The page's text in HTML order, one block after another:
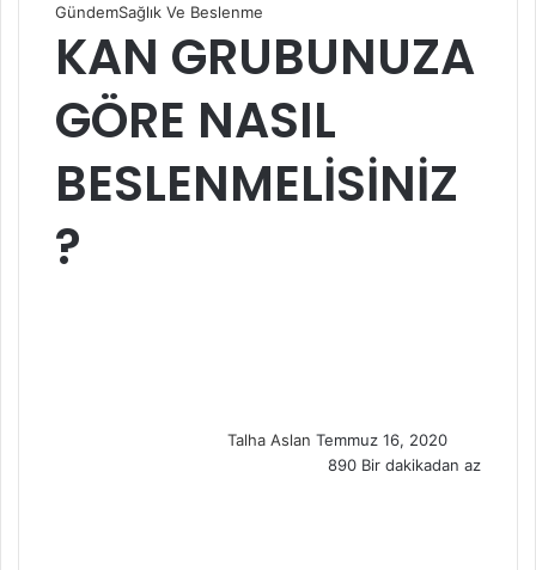
GündemSağlık Ve Beslenme
KAN GRUBUNUZA
GÖRE NASIL
BESLENMELİSİNİZ
?
Talha Aslan e
m
Temmuz 16, 2020
890 Bir dakikadan az